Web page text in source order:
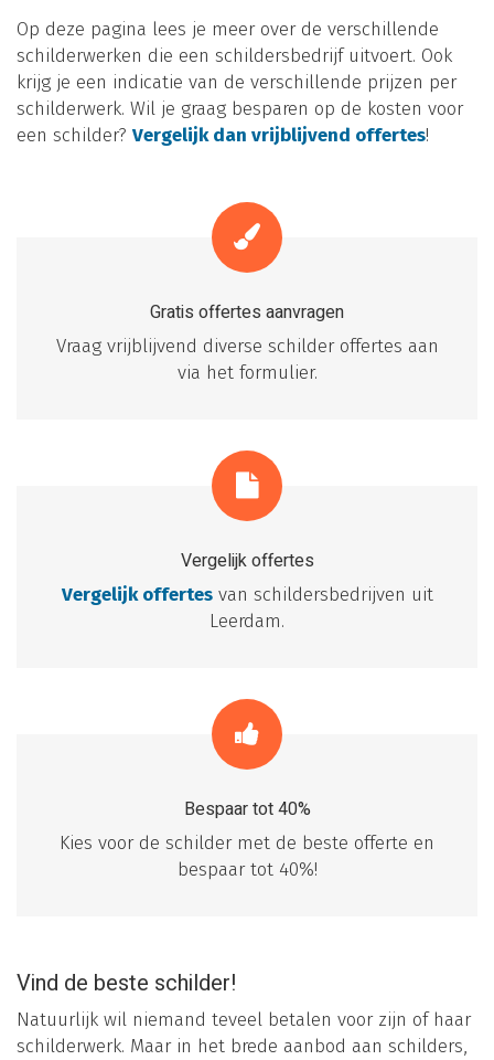
Op deze pagina lees je meer over de verschillende
schilderwerken die een schildersbedrijf uitvoert. Ook
krijg je een indicatie van de verschillende prijzen per
schilderwerk. Wil je graag besparen op de kosten voor
een schilder? Vergelijk dan vrijblijvend offertes!
Gratis offertes aanvragen
Vraag vrijblijvend diverse schilder offertes aan
via het formulier.
Vergelijk offertes
Vergelijk offertesvan schildersbedrijven uit
Leerdam.
Bespaar tot 40%
Kies voor de schilder met de beste offerte en
bespaar tot 40%!
Vind de beste schilder!
Natuurlijk wil niemand teveel betalen voor zijn of haar
schilderwerk. Maar in het brede aanbod aan schilders,